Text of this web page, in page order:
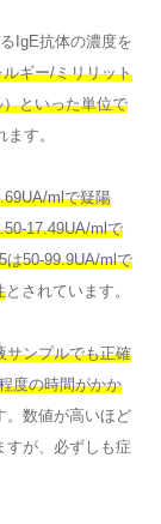
IgE抗体の濃度を
ギー/ミリリット
といった単位で
ます。
mlで疑陽
17.49UA/mlで
は50-99.9UA/mlで
とされています。
サンプルでも正確
度の時間がかか
。数値が高いほど
すが、必ずしも症